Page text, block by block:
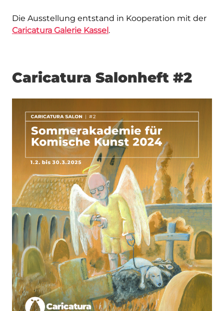
Die Ausstellung entstand in Kooperation mit der
Caricatura Galerie Kassel .
Caricatura Salonheft #2